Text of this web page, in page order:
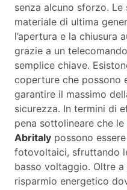
senza alcuno sforzo.
materiale di ultima
l’apertura e la chiusura
grazie a un
semplice chiave.
coperture che possono
garantire il massimo
sicurezza. In termini di
pena sottolineare che le
Abritaly possono
fotovoltaici, sfruttando
basso voltaggio. Oltre
risparmio energetico